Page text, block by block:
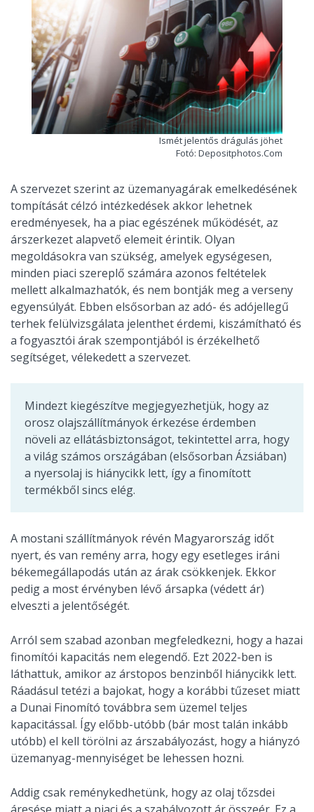
Ismét jelentős drágulás jöhet
Fotó: Depositphotos.Com
A szervezet szerint az üzemanyagárak emelkedésének
tompítását célzó intézkedések akkor lehetnek
eredményesek, ha a piac egészének működését, az
árszerkezet alapvető elemeit érintik. Olyan
megoldásokra van szükség, amelyek egységesen,
minden piaci szereplő számára azonos feltételek
mellett alkalmazhatók, és nem bontják meg a verseny
egyensúlyát. Ebben elsősorban az adó- és adójellegű
terhek felülvizsgálata jelenthet érdemi, kiszámítható és
a fogyasztói árak szempontjából is érzékelhető
segítséget, vélekedett a szervezet.
Mindezt kiegészítve megjegyezhetjük, hogy az
orosz olajszállítmányok érkezése érdemben
növeli az ellátásbiztonságot, tekintettel arra, hogy
a világ számos országában (elsősorban Ázsiában)
a nyersolaj is hiánycikk lett, így a finomított
termékből sincs elég.
A mostani szállítmányok révén Magyarország időt
nyert, és van remény arra, hogy egy esetleges iráni
békemegállapodás után az árak csökkenjek. Ekkor
pedig a most érvényben lévő ársapka (védett ár)
elveszti a jelentőségét.
Arról sem szabad azonban megfeledkezni, hogy a hazai
finomítói kapacitás nem elegendő. Ezt 2022-ben is
láthattuk, amikor az árstopos benzinből hiánycikk lett.
Ráadásul tetézi a bajokat, hogy a korábbi tűzeset miatt
a Dunai Finomító továbbra sem üzemel teljes
kapacitással. Így előbb-utóbb (bár most talán inkább
utóbb) el kell törölni az árszabályozást, hogy a hiányzó
üzemanyag-mennyiséget be lehessen hozni.
Addig csak reménykedhetünk, hogy az olaj tőzsdei